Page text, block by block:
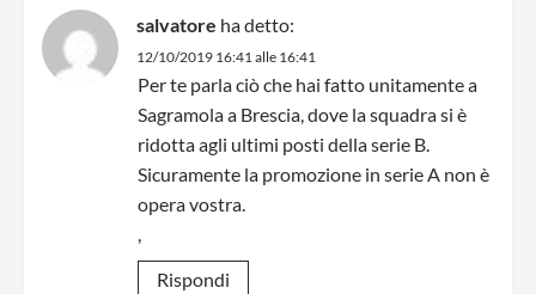
salvatore ha detto:
12/10/2019 16:41 alle 16:41
Per te parla ciò che hai fatto unitamente a
Sagramola a Brescia, dove la squadra si è
ridotta agli ultimi posti della serie B.
Sicuramente la promozione in serie A non è
opera vostra.
,
Rispondi